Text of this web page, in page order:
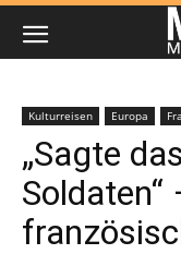
Kulturreisen Europa
„Sagte